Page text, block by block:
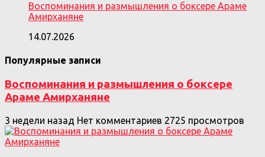
Воспоминания и размышления о боксере Араме
Амирханяне
14.07.2026
Популярные записи
Воспоминания и размышления о боксере
Араме Амирханяне
3 недели назад Нет комментариев 2725 просмотров